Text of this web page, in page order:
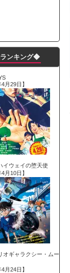
ンキング◆
月29日】
ウェイの堕天使
月10日】
オギャラクシー・ムー
月24日】